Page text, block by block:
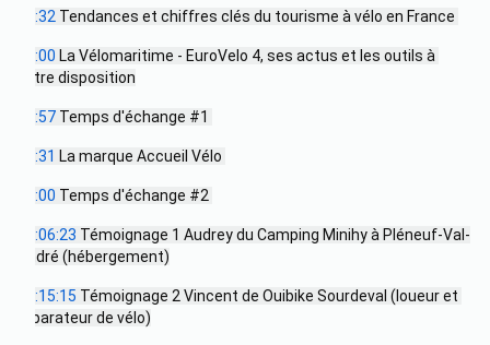
05:32 Tendances et chiffres clés du tourisme à vélo en France
10:00 La Vélomaritime - EuroVelo 4, ses actus et les outils à
votre disposition
26:57 Temps d'échange #1
36:31 La marque Accueil Vélo
50:00 Temps d'échange #2
01:06:23 Témoignage 1 Audrey du Camping Minihy à Pléneuf-Val-
André (hébergement)
01:15:15 Témoignage 2 Vincent de Ouibike Sourdeval (loueur et
réparateur de vélo)